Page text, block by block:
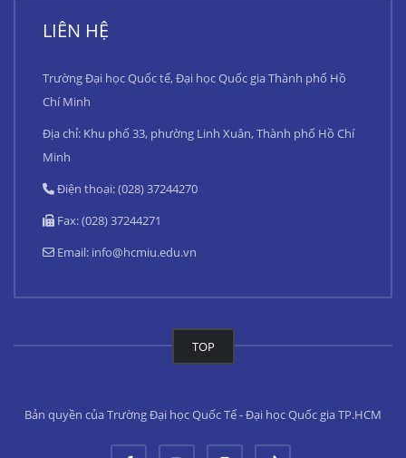
LIÊN HỆ
Trường Đại học Quốc tế, Đại học Quốc gia Thành phố Hồ
Chí Minh
Địa chỉ: Khu phố 33, phường Linh Xuân, Thành phố Hồ Chí
Minh
Điện thoại: (028) 37244270
Fax: (028) 37244271
Email: info@hcmiu.edu.vn
TOP
Bản quyền của Trường Đại học Quốc Tế - Đại học Quốc gia TP.HCM